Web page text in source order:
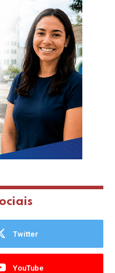
Twitter
YouTube